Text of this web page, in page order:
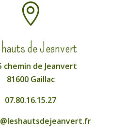

de Jeanvert
chemin de Jeanvert
81600 Gaillac
07.80.16.15.27